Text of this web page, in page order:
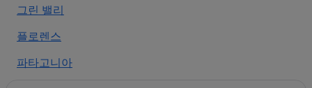
투손의 허니문 리조트 및 호텔
투손의 개인 별장
그린 밸리
플로렌스
파타고니아